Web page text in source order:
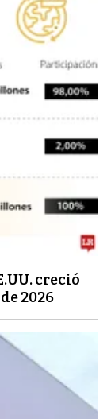
creció
2026